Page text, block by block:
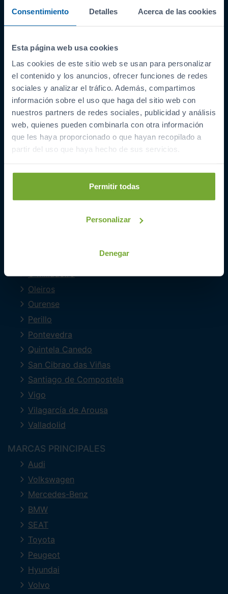
Consentimiento Detalles Acerca de las cookies
Esta página web usa cookies
Las cookies de este sitio web se usan para personalizar
el contenido y los anuncios, ofrecer funciones de redes
sociales y analizar el tráfico. Además, compartimos
información sobre el uso que haga del sitio web con
nuestros partners de redes sociales, publicidad y análisis
web, quienes pueden combinarla con otra información
que les haya proporcionado o que hayan recopilado a
partir del uso que haya hecho de sus servicios.
Permitir todas
Personalizar
Denegar
ENLACES INTERESANTES
Coches de segunda mano
Coches Km 0
Ofertas del mes
Últimos coches
Compramos tu coche
COCHES POR LOCALIDAD
A Coruña
O Milladoiro
Oleiros
Ourense
Perillo
Pontevedra
Quintela Canedo
San Cibrao das Viñas
Santiago de Compostela
Vigo
Vilagarcía de Arousa
Valladolid
MARCAS PRINCIPALES
Audi
Volkswagen
Mercedes-Benz
BMW
SEAT
Toyota
Peugeot
Hyundai
Volvo